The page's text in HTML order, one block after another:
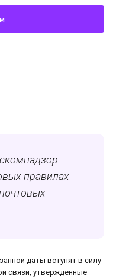
правилах
даты вступят в силу
связи, утвержденные